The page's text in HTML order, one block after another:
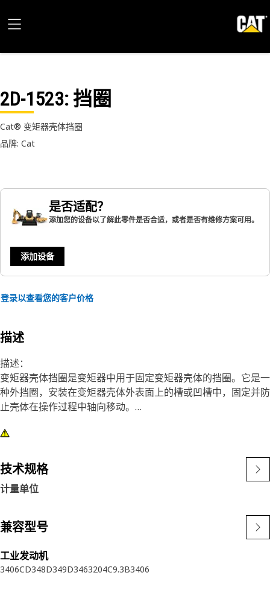
2D-1523: 挡圈
Cat® 变矩器壳体挡圈
品牌: Cat
是否适配？
添加您的设备以了解此零件是否合适，或者是否有维修方案可用。
添加设备
登录以查看您的客户价格
描述
描述：
变矩器壳体挡圈是变矩器中用于固定变矩器壳体的挡圈。它是一
种外挡圈，安装在变矩器壳体外表面上的槽或凹槽中，固定并防
止壳体在操作过程中轴向移动。
特性：
• 能够承受最大的力和负载。
• 不腐蚀。
变矩器壳体挡圈是变矩器中的关键部件，确保壳体的正确定位和
固定。
技术规格
计量单位
兼容型号
工业发动机
3406CD348D349D3463204C9.3B3406